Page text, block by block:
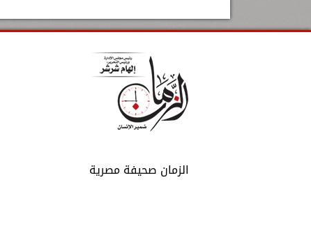
الزمان صحيفة مصرية